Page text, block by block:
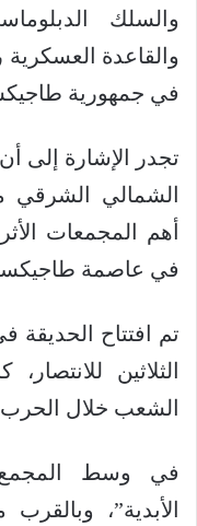
والسلك
في جمهورية
تجدر الإشارة إلى
الشمالي
أهم المجمعات
في عاصمة
الثلاثين
الشعب خلال
في وسط المجمع
الأبدية”،